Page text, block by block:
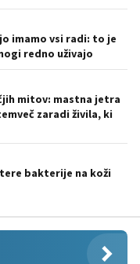
imamo vsi radi: to je
redno uživajo
mitov: mastna jetra
zaradi živila, ki
bakterije na koži